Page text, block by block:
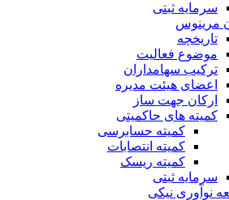
سرمایه ثبتی
مرینوس
تاریخچه
موضوع فعالیت
ترکیب سهامداران
اعضای هیئت مدیره
ارکان جهت ساز
کمیته های حاکمیتی
کمیته حسابرسی
کمیته انتصابات
کمیته ریسک
سرمایه ثبتی
نوآوری نیکی